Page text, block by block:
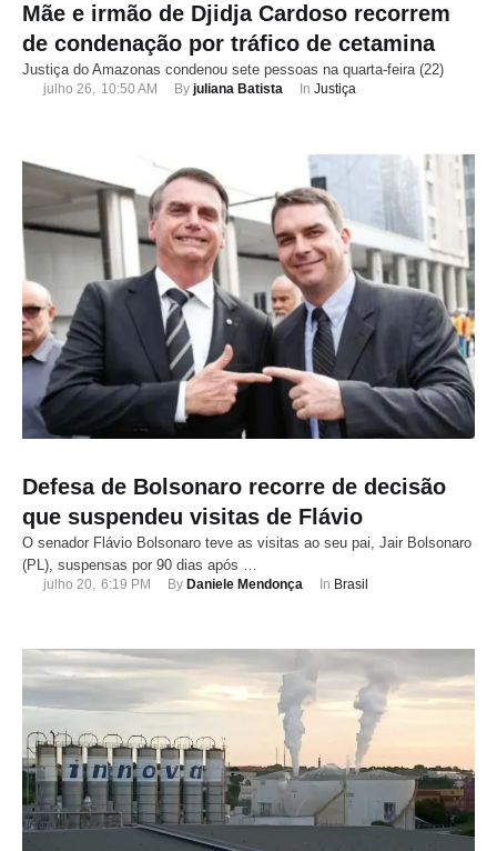
Mãe e irmão de Djidja Cardoso recorrem
de condenação por tráfico de cetamina
Justiça do Amazonas condenou sete pessoas na quarta-feira (22)
julho 26, 10:50 AM By juliana Batista In Justiça
Defesa de Bolsonaro recorre de decisão
que suspendeu visitas de Flávio
O senador Flávio Bolsonaro teve as visitas ao seu pai, Jair Bolsonaro
(PL), suspensas por 90 dias após …
julho 20, 6:19 PM By Daniele Mendonça In Brasil